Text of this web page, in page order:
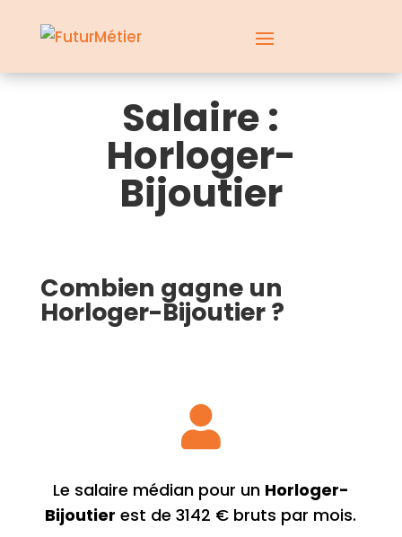
Salaire :
Horloger-
Bijoutier
Combien gagne un
Horloger-Bijoutier ?

Le salaire médian pour un Horloger-
Bijoutier est de 3142 € bruts par mois.